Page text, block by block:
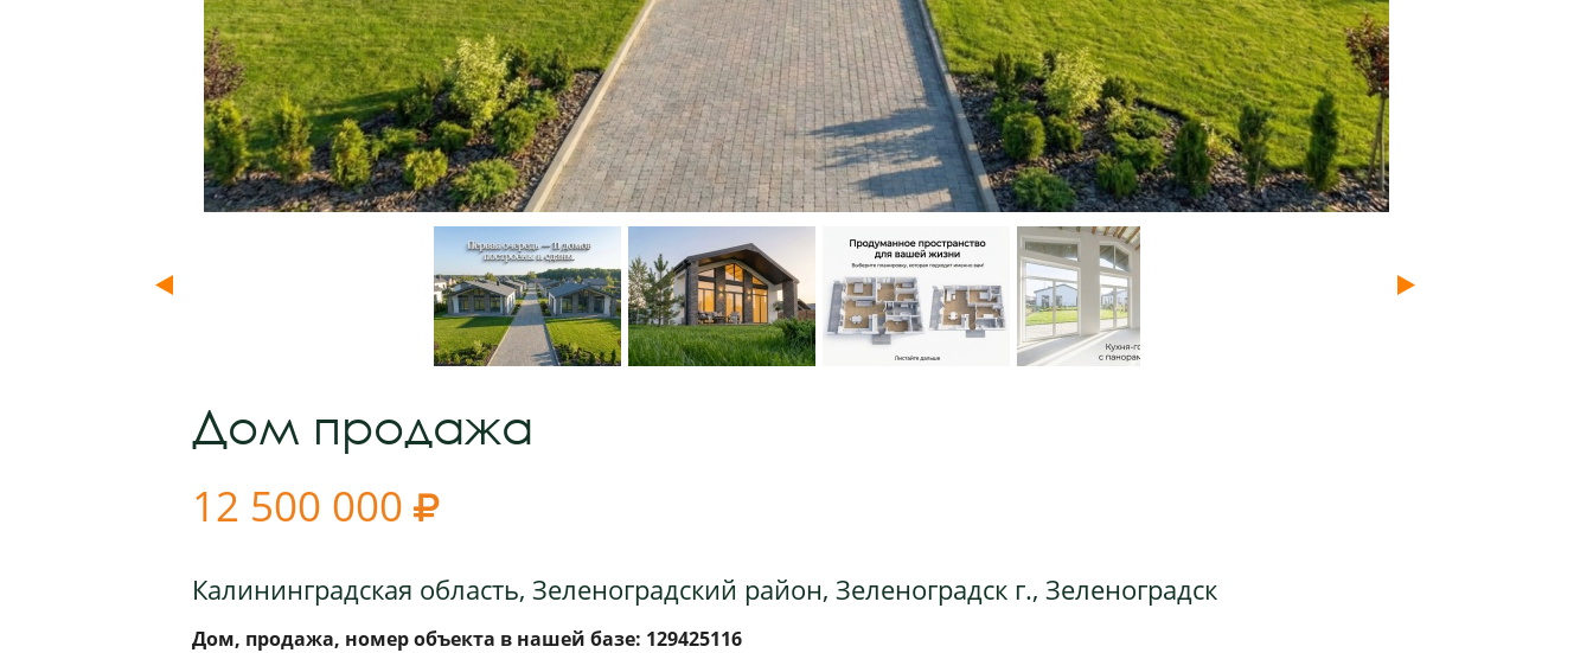
Дом продажа
12 500 000 
Калининградская область, Зеленоградский район, Зеленоградск г., Зеленоградск
Дом, продажа, номер объекта в нашей базе: 129425116